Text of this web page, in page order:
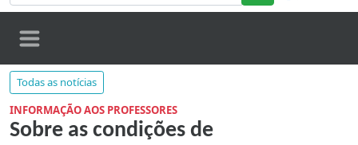
Todas as notícias
INFORMAÇÃO AOS PROFESSORES
Sobre as condições de